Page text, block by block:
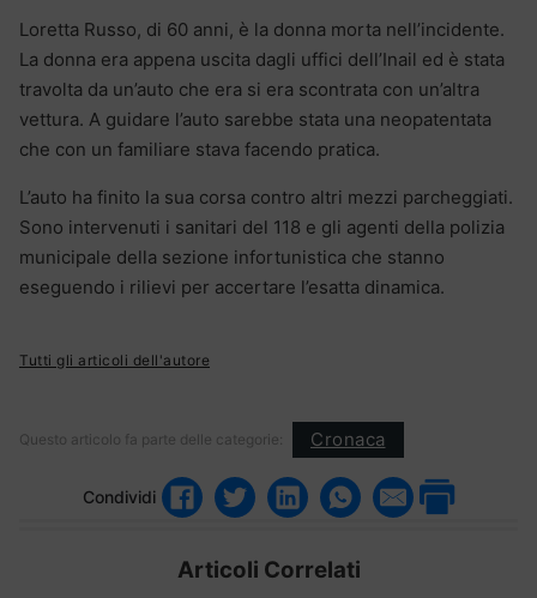
Loretta Russo, di 60 anni, è la donna morta nell’incidente.
La donna era appena uscita dagli uffici dell’Inail ed è stata
travolta da un’auto che era si era scontrata con un’altra
vettura. A guidare l’auto sarebbe stata una neopatentata
che con un familiare stava facendo pratica.
L’auto ha finito la sua corsa contro altri mezzi parcheggiati.
Sono intervenuti i sanitari del 118 e gli agenti della polizia
municipale della sezione infortunistica che stanno
eseguendo i rilievi per accertare l’esatta dinamica.
Tutti gli articoli dell'autore
Questo articolo fa parte delle categorie: Cronaca
Condividi
Articoli Correlati